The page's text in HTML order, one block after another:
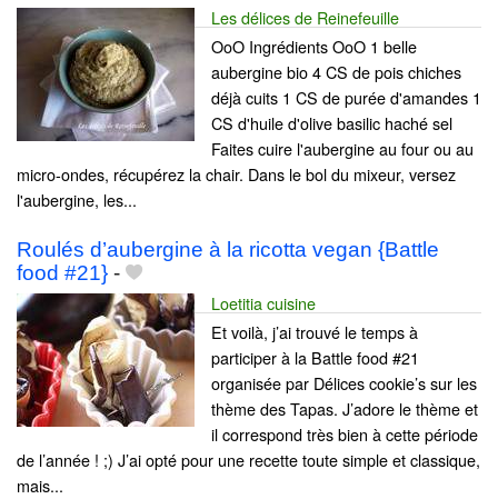
Les délices de Reinefeuille
OoO Ingrédients OoO 1 belle
aubergine bio 4 CS de pois chiches
déjà cuits 1 CS de purée d'amandes 1
CS d'huile d'olive basilic haché sel
Faites cuire l'aubergine au four ou au
micro-ondes, récupérez la chair. Dans le bol du mixeur, versez
l'aubergine, les...
Roulés d’aubergine à la ricotta vegan {Battle
food #21} -
Loetitia cuisine
Et voilà, j’ai trouvé le temps à
participer à la Battle food #21
organisée par Délices cookie’s sur les
thème des Tapas. J’adore le thème et
il correspond très bien à cette période
de l’année ! ;) J’ai opté pour une recette toute simple et classique,
mais...